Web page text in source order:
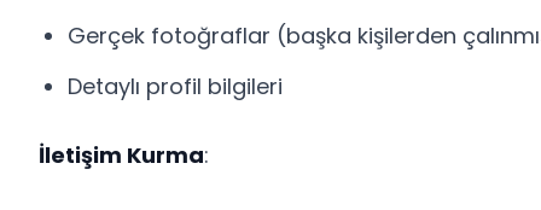
Gerçek fotoğraflar (başka kişilerden
Detaylı profil bilgileri
İletişim Kurma: